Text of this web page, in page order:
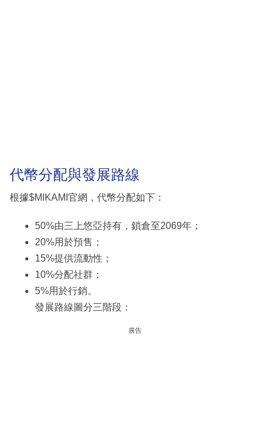
代幣分配與發展路線
根據$MIKAMI官網，代幣分配如下：
50%由三上悠亞持有，鎖倉至2069年；
20%用於預售；
15%提供流動性；
10%分配社群；
5%用於行銷。
發展路線圖分三階段：
廣告